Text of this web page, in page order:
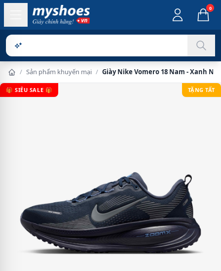
0
Sản phẩm chín
/ Sản phẩm khuyến mại / Giày Nike Vomero 18 Nam - Xanh
🎁 SIÊU SALE 🎁 TẶNG TẤT